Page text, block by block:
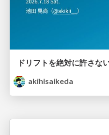
akihisaikeda